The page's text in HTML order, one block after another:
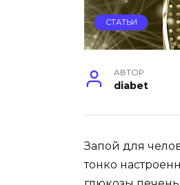
СТАТЬИ
АВТОР
diabet
Запой для
тонко